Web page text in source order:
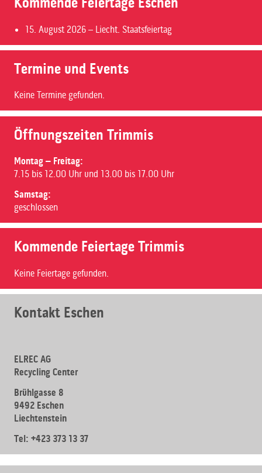
Kontakt Eschen
ELREC AG
Recycling Center
Brühlgasse 8
9492 Eschen
Liechtenstein
Tel: +423 373 13 37
15. August 2026 – Liecht. Staatsfeiertag
Termine und Events
Keine Termine gefunden.
Öffnungszeiten Trimmis
Montag – Freitag:
7.15 bis 12.00 Uhr und 13.00 bis 17.00 Uhr
Samstag:
geschlossen
Kommende Feiertage Trimmis
Keine Feiertage gefunden.